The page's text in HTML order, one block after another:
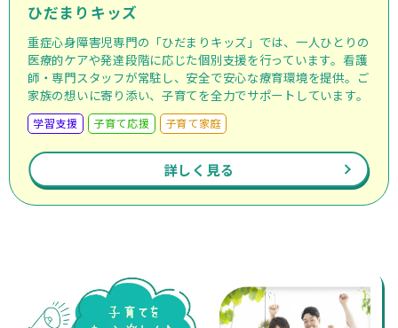
ひだまりキッズ
重症心身障害児専門の「ひだまりキッズ」では、一人ひとりの
医療的ケアや発達段階に応じた個別支援を行っています。看護
師・専門スタッフが常駐し、安全で安心な療育環境を提供。ご
家族の想いに寄り添い、子育てを全力でサポートしています。
学習支援 子育て応援 子育て家庭
詳しく見る